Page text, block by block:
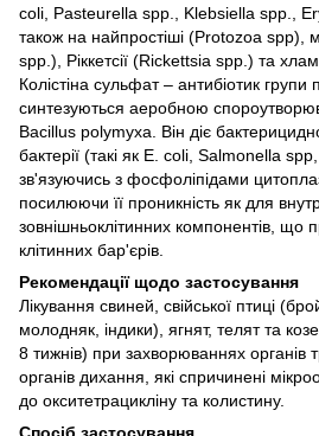
coli, Pasteurella spp., Klebsiella spp.,
також на найпростіші (Protozoa spp),
spp.), Ріккетсії (Rickettsia spp.) та
Колістіна сульфат – антибіотик групи
синтезуються аеробною
Bacillus polymyxa. Він діє
бактерії (такі як E. coli, Salmonella
зв'язуючись з фосфоліпідами
посилюючи її проникність як для
зовнішньоклітинних компонентів, що
клітинних бар'єрів.
Рекомендації щодо застосування
Лікування свиней, свійської птиці
молодняк, індики), ягнят, телят та
8 тижнів) при захворюваннях органів
органів дихання, які спричинені
до окситетрацикліну та колистину.
Спосіб застосування